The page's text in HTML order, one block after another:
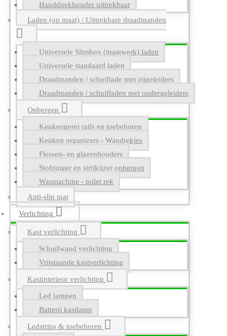
Handdoekhouder uittrekbaar
Laden (op maat) / Uittrekbare draadmanden
Universele Slimbox (maatwerk) laden
Universele standaard laden
Draadmanden / schuiflade met zijgeleiders
Draadmanden / schuifladen met ondergeleiders
Opbergen
Keukengerei rails en toebehoren
Keuken organizers - Wandrekjes
Flessen- en glazenhouders
Stofzuiger en strijkijzer opbergen
Wasmachine - toilet rek
Anti-slip mat
Verlichting
Kast verlichting
Schuifwand verlichting
Vrijstaande kastverlichting
Kastinterieur verlichting
Led lampen
Batterij kastlamp
Ledstrips & toebehoren